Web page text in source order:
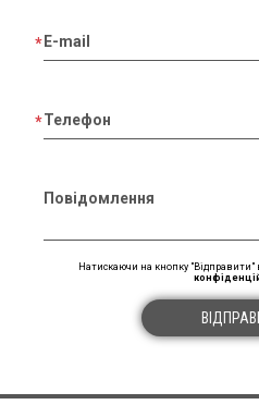
E-mail
Телефон
Повідомлення
Натискаючи на кнопку